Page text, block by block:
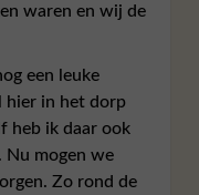
waren en wij de
een leuke
hier in het dorp
heb ik daar ook
Nu mogen we
Zo rond de